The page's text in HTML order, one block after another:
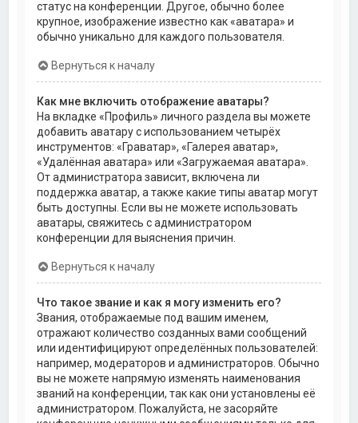
статус на конференции. Другое, обычно более
крупное, изображение известно как «аватара» и
обычно уникально для каждого пользователя.
Вернуться к началу
Как мне включить отображение аватары?
На вкладке «Профиль» личного раздела вы можете
добавить аватару с использованием четырёх
инструментов: «Граватар», «Галерея аватар»,
«Удалённая аватара» или «Загружаемая аватара».
От администратора зависит, включена ли
поддержка аватар, а также какие типы аватар могут
быть доступны. Если вы не можете использовать
аватары, свяжитесь с администратором
конференции для выяснения причин.
Вернуться к началу
Что такое звание и как я могу изменить его?
Звания, отображаемые под вашим именем,
отражают количество созданных вами сообщений
или идентифицируют определённых пользователей:
например, модераторов и администраторов. Обычно
вы не можете напрямую изменять наименования
званий на конференции, так как они установлены её
администратором. Пожалуйста, не засоряйте